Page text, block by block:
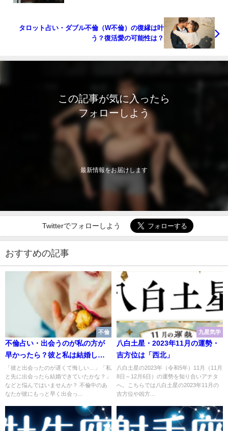
タロット占い・ダブル不倫（W不倫）の復縁は叶
う？復活愛の可能性は？
この記事が気に入ったら
フォローしよう
最新情報をお届けします
Twitterでフォローしよう
おすすめの記事
不倫
不倫占い・出会うのが私の方が
早かったら？彼と私は結婚して
いた？
「彼と出会ったのが遅くて悔しい…」「私
と先に出会ったら結婚できていたかな？」
などと悩んではいませんか？ 不倫中のあ
なたが彼にもっと早く出会っ...
九星気学
八白土星・2023年11月の運勢・
吉方位は「西北」
八白土星の2023年（令和5年）11月（11月
8日～12月6日）の運勢を知り合いアナタ
へ。こちらでは八白土星の2023年11月の
吉方位や凶方...